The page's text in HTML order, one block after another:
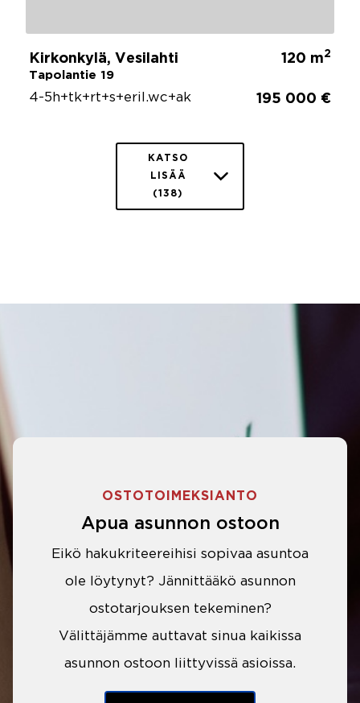
Kirkonkylä, Vesilahti
Tapolantie 19
120 m2
4-5h+tk+rt+s+eril.wc+ak 195 000 €
KATSO
LISÄÄ
(138)
OSTOTOIMEKSIANTO
Apua asunnon ostoon
Eikö hakukriteereihisi sopivaa asuntoa
ole löytynyt? Jännittääkö asunnon
ostotarjouksen tekeminen?
Välittäjämme auttavat sinua kaikissa
asunnon ostoon liittyvissä asioissa.